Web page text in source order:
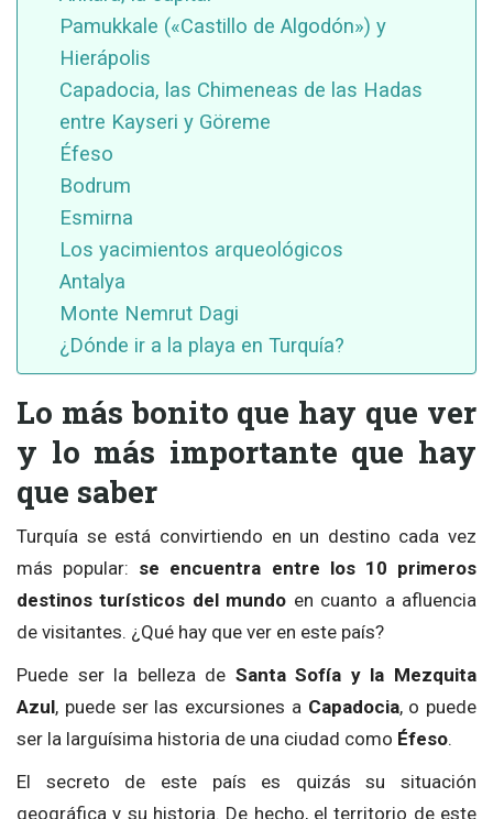
Pamukkale («Castillo de Algodón») y
Hierápolis
Capadocia, las Chimeneas de las Hadas
entre Kayseri y Göreme
Éfeso
Bodrum
Esmirna
Los yacimientos arqueológicos
Antalya
Monte Nemrut Dagi
¿Dónde ir a la playa en Turquía?
Lo más bonito que hay que ver
y lo más importante que hay
que saber
Turquía se está convirtiendo en un destino cada vez
más popular: se encuentra entre los 10 primeros
destinos turísticos del mundo en cuanto a afluencia
de visitantes. ¿Qué hay que ver en este país?
Puede ser la belleza de Santa Sofía y la Mezquita
Azul, puede ser las excursiones a Capadocia, o puede
ser la larguísima historia de una ciudad como Éfeso.
El secreto de este país es quizás su situación
geográfica y su historia. De hecho, el territorio de este